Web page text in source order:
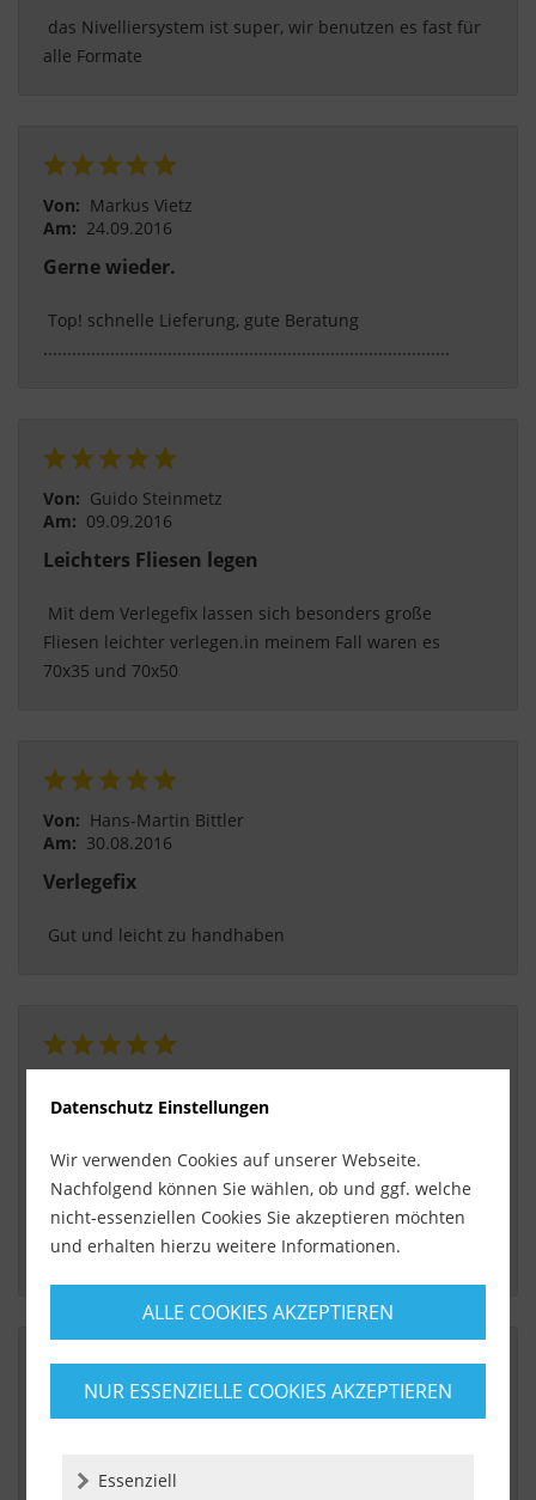
alle Formate
Von: Markus Vietz
Am: 24.09.2016
Gerne wieder.
.....................................................................................
Von: Guido Steinmetz
Am: 09.09.2016
Leichters Fliesen legen
Fliesen leichter verlegen.in meinem Fall waren es
70x35 und 70x50
Von: Hans-Martin Bittler
Am: 30.08.2016
Verlegefix
Gut und leicht zu handhaben
Am: 21.08.2016
komplettes Bad etwas zu wenig
Wulf Neubauer
Schnelle super Lieferung
Datenschutz Einstellungen
Wir verwenden Cookies auf unserer Webseite.
Nachfolgend können Sie wählen, ob und ggf. welche
nicht-essenziellen Cookies Sie akzeptieren möchten
und erhalten hierzu weitere Informationen.
ALLE COOKIES AKZEPTIEREN
NUR ESSENZIELLE COOKIES AKZEPTIEREN
Essenziell